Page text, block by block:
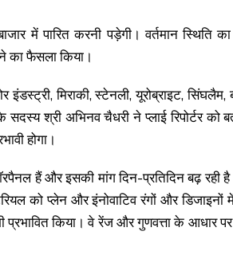
में पारित करनी पड़ेगी। वर्तमान स्थिति
का फैसला किया।
इंडस्ट्री, मिराकी, स्टेनली, यूरोब्राइट,
श्री अभिनव चैधरी ने प्लाई रिपोर्टर को
होगा।
हैं और इसकी मांग दिन-प्रतिदिन बढ़ रही
को प्लेन और इंनोवाटिव रंगों और
प्रभावित किया। वे रेंज और गुणवत्ता के आधार